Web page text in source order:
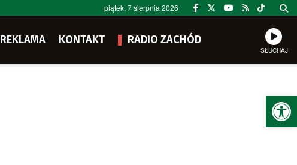
piątek, 7 sierpnia 2026
REKLAMA KONTAKT RADIO ZACHÓD
SŁUCHAJ